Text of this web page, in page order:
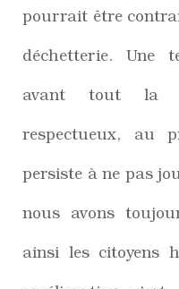
pourrait être
déchetterie. Une
avant tout la
respectueux, au
persiste à ne pas
nous avons
ainsi les citoyens